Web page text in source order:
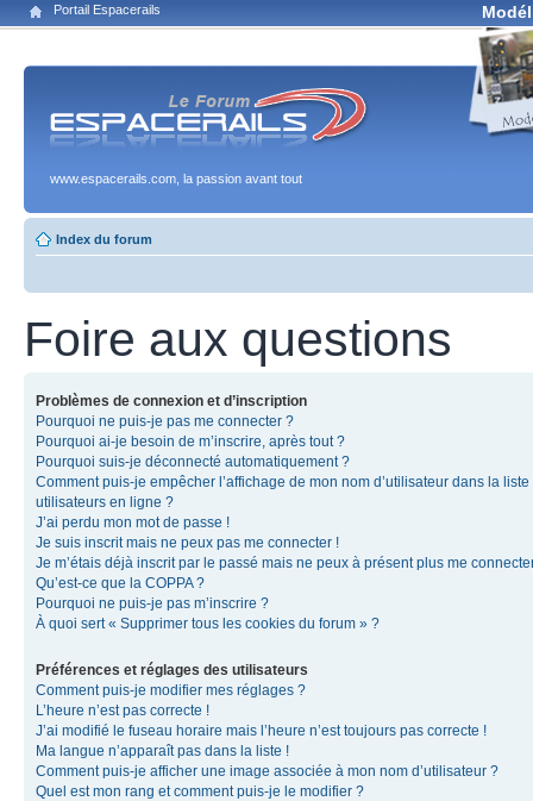
Portail Espacerails
www.espacerails.com, la passion avant tout
Index du forum
Foire aux questions
Problèmes de connexion et d’inscription
Pourquoi ne puis-je pas me connecter ?
Pourquoi ai-je besoin de m’inscrire, après tout ?
Pourquoi suis-je déconnecté automatiquement ?
Comment puis-je empêcher l’affichage de mon nom d’utilisateur dans la liste
utilisateurs en ligne ?
J’ai perdu mon mot de passe !
Je suis inscrit mais ne peux pas me connecter !
Je m’étais déjà inscrit par le passé mais ne peux à présent plus me
Qu’est-ce que la COPPA ?
Pourquoi ne puis-je pas m’inscrire ?
À quoi sert « Supprimer tous les cookies du forum » ?
Préférences et réglages des utilisateurs
Comment puis-je modifier mes réglages ?
L’heure n’est pas correcte !
J’ai modifié le fuseau horaire mais l’heure n’est toujours pas correcte !
Ma langue n’apparaît pas dans la liste !
Comment puis-je afficher une image associée à mon nom d’utilisateur ?
Quel est mon rang et comment puis-je le modifier ?